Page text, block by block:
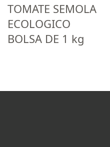
TOMATE SEMOLA
ECOLOGICO
BOLSA DE 1 kg